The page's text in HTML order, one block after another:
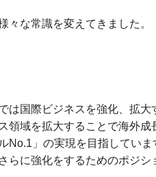
々な常識を変えてきました。
は国際ビジネスを強化、拡大
領域を拡大することで海外成
No.1」の実現を目指していま
らに強化をするためのポジシ